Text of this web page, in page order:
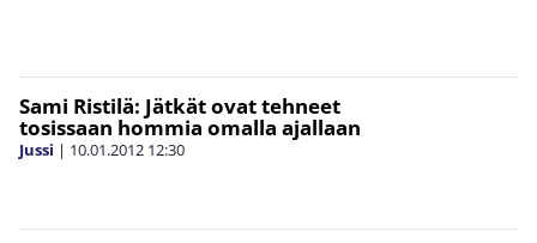
Sami Ristilä: Jätkät ovat tehneet
tosissaan hommia omalla ajallaan
Jussi | 10.01.2012 12:30